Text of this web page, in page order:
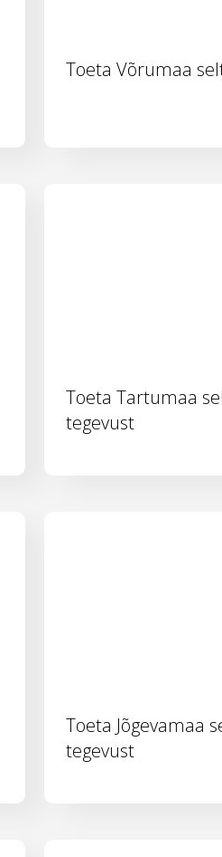
Toeta Võrumaa
Toeta Tartumaa
tegevust
Toeta Jõgevamaa
tegevust